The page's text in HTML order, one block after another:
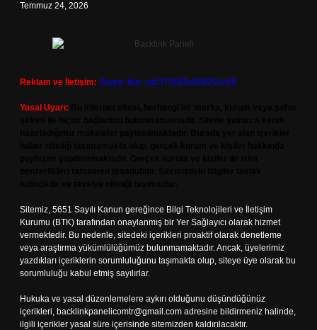
Temmuz 24, 2026
Reklam ve İletişim: Skype: live:.cid.575569c608265c69
Yasal Uyarı:
Sitemiz, 5651 Sayılı Kanun gereğince Bilgi Teknolojileri ve İletişim
Kurumu (BTK) tarafından onaylanmış bir Yer Sağlayıcı olarak hizmet
vermektedir. Bu nedenle, sitedeki içerikleri proaktif olarak denetleme
veya araştırma yükümlülüğümüz bulunmamaktadır. Ancak, üyelerimiz
yazdıkları içeriklerin sorumluluğunu taşımakta olup, siteye üye olarak bu
sorumluluğu kabul etmiş sayılırlar.
Hukuka ve yasal düzenlemelere aykırı olduğunu düşündüğünüz
içerikleri, backlinkpanelicomtr@gmail.com adresine bildirmeniz halinde,
ilgili içerikler yasal süre içerisinde sitemizden kaldırılacaktır.